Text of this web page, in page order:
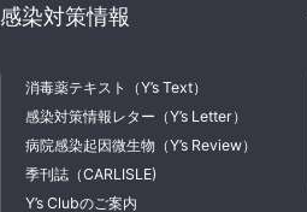
感染対策情報
消毒薬テキスト（Y’s Text）
感染対策情報レター（Y’s Letter）
病院感染起因微生物（Y’s Review）
季刊誌（CARLISLE)
Y’s Clubのご案内